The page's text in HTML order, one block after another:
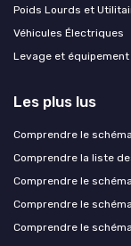
Poids Lourds et
Véhicules Électriques
Levage et
Les plus lus
Comprendre le
Comprendre la liste
Comprendre le
Comprendre le
Comprendre le